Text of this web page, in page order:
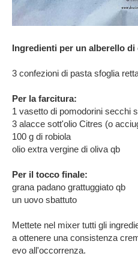
Ingredienti per un alberello di
3 confezioni di pasta sfoglia
Per la farcitura:
1 vasetto di pomodorini secchi
3 alacce sott'olio Citres (o
100 g di robiola
olio extra vergine di oliva qb
Per il tocco finale:
grana padano grattuggiato qb
un uovo sbattuto
Mettete nel mixer tutti gli
a ottenere una consistenza
evo all'occorrenza.